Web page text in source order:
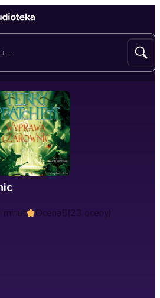
minut Ocena5(23 oceny)